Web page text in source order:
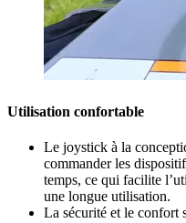
Utilisation confortable
Le joystick à la
commander les
temps, ce qui facilite
une longue utilisation.
La sécurité et le confort